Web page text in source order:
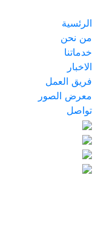
الرئسية
من نحن
خدماتنا
الاخبار
فريق العمل
معرض الصور
تواصل